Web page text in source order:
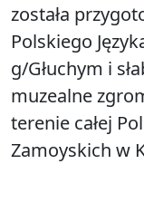
została
Polskiego
g/Głuchym i
muzealne
terenie całej
Zamoyskich w